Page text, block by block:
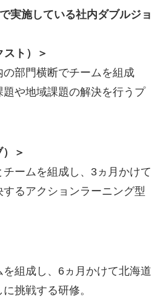
実施している社内ダブルジョ
スト）＞
部門横断でチームを組成
題や地域課題の解決を行うプ
＞
ームを組成し、3ヵ月かけて
るアクションラーニング型
組成し、6ヵ月かけて北海道
挑戦する研修。